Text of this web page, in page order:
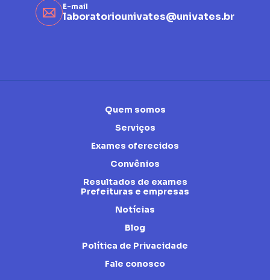
E-mail
laboratoriounivates@univates.br
Quem somos
Serviços
Exames oferecidos
Convênios
Resultados de exames
Prefeituras e empresas
Notícias
Blog
Política de Privacidade
Fale conosco